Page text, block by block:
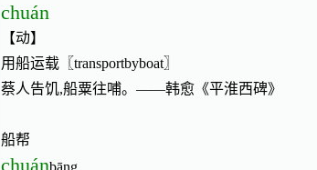
chuán
【动】
用船运载〖transportbyboat〗
蔡人告饥,船粟往哺。——韩愈《平淮西碑》
船帮
chuánbāng